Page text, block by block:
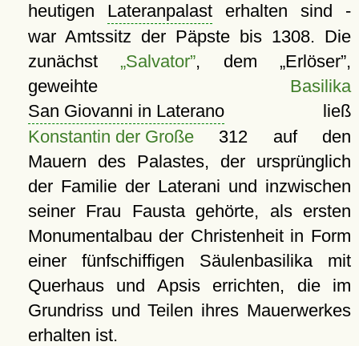
heutigen Lateranpalasterhalten sind -
war Amtssitz der Päpste bis 1308. Die
zunächst Salvator , dem Erlöser ,
geweihte Basilika
San Giovanni in Lateranoließ
Konstantin der Große312 auf den
Mauern des Palastes, der ursprünglich
der Familie der Laterani und inzwischen
seiner Frau Fausta gehörte, als ersten
Monumentalbau der Christenheit in Form
einer fünfschiffigen Säulenbasilika mit
Querhaus und Apsis errichten, die im
Grundriss und Teilen ihres Mauerwerkes
erhalten ist.